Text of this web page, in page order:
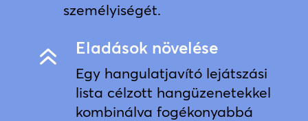
személyiségét.
6 Eladások növelése
Egy hangulatjavító lejátszási
lista célzott hangüzenetekkel
kombinálva fogékonyabbá